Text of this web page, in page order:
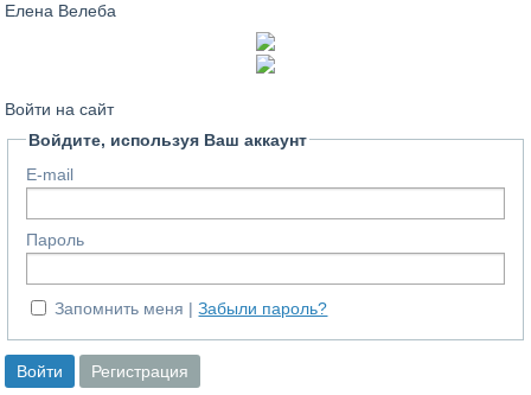
Елена Велеба
Войти на сайт
Войдите, используя Ваш аккаунт
E-mail
Пароль
Запомнить меня Забыли пароль?